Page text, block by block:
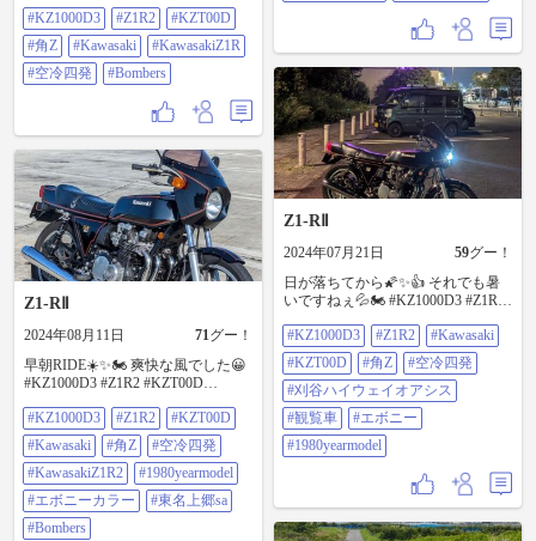
角Z #kawasaki #kawasakiz1r #空冷四
発 #Bombers
#KZ1000D3 #Z1R2
#KZT00D
#角Z
#Kawasaki
#KawasakiZ1R
#空冷四発
#Bombers
Z1-RⅡ
2024年08月11日 71グー！
早朝RIDE☀️✨🏍️ 爽快な風でした😀
#KZ1000D3 #Z1R2 #KZT00D
#KawasakiZ1R2 #1980yearmodel #エ
ボニーカラー #東名上郷sa #Bombers
#KZ1000D3 #Z1R2
#KZT00D
#Kawasaki
#角Z
#空冷四発
#KawasakiZ1R2
#1980yearmodel
#エボニーカラー
#東名上郷sa
#Bombers
Z1-RⅡ
2024年07月21日 59グー！
日が落ちてから🌠✨👍 それでも暑
いですねぇ💦🏍️ #KZ1000D3 #Z1R2
#刈谷ハイウェイオアシス #観覧車
#エボニー #1980yearmodel
#KZ1000D3 #Z1R2
#Kawasaki
#KZT00D
#角Z
#空冷四発
#刈谷ハイウェイオアシス
#観覧車
#エボニー
#1980yearmodel